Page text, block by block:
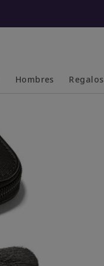
Hombres Regalos